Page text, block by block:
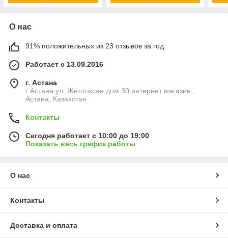
О нас
91% положительных из 23 отзывов за год
Работает с 13.09.2016
г. Астана
г Астана ул. Желтоксан дом 30 интернет магазин ,
Астана, Казахстан
Контакты
Сегодня работает с 10:00 до 19:00
Показать весь график работы
О нас
Контакты
Доставка и оплата